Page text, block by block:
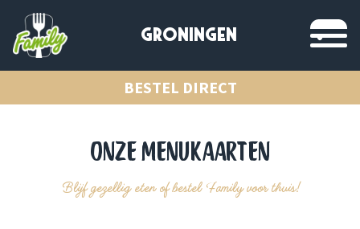
GRONINGEN
BESTEL DIRECT
ONZE MENUKAARTEN
Blijf gezellig eten of bestel Family voor thuis!